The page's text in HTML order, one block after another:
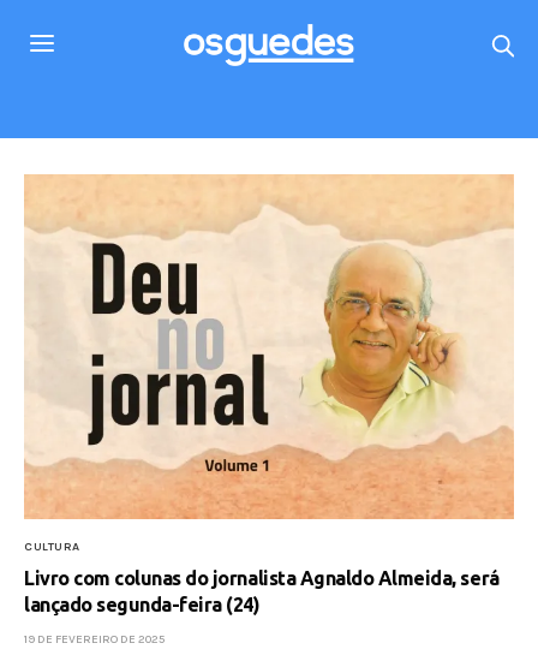
CULTURA
Livro com colunas do jornalista Agnaldo Almeida, será
lançado segunda-feira (24)
19 DE FEVEREIRO DE 2025